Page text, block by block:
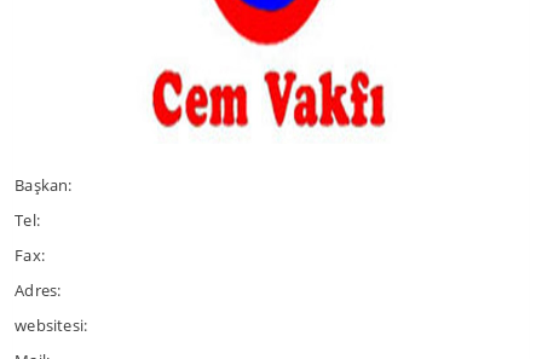
Başkan:
Tel:
Fax:
Adres:
websitesi: